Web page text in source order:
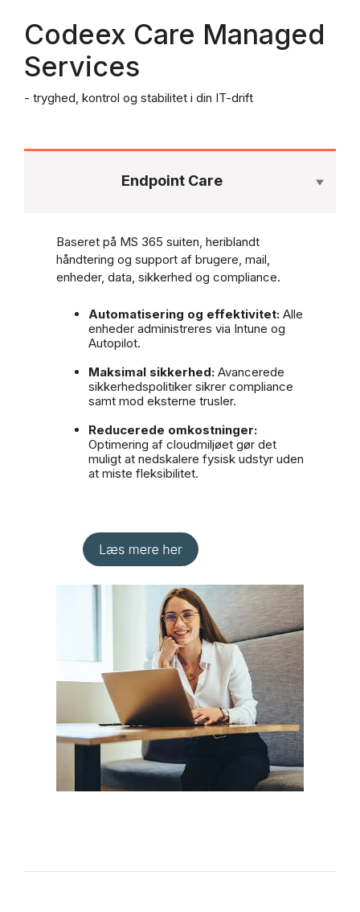
Codeex Care Managed
Services
- tryghed, kontrol og stabilitet i din IT-drift
Endpoint Care
Baseret på MS 365 suiten, heriblandt
håndtering og support af brugere, mail,
enheder, data, sikkerhed og compliance.
Automatisering og effektivitet: Alle
enheder administreres via Intune og
Autopilot.
Maksimal sikkerhed: Avancerede
sikkerhedspolitiker sikrer compliance
samt mod eksterne trusler.
Reducerede omkostninger:
Optimering af cloudmiljøet gør det
muligt at nedskalere fysisk udstyr uden
at miste fleksibilitet.